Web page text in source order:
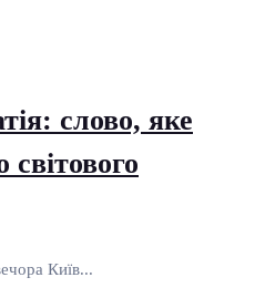
слово, яке
Київ...